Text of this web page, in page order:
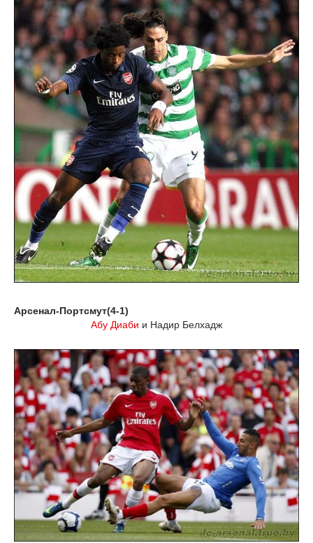
Арсенал-Портсмут(4-1)
Абу Диаби и Надир Белхадж